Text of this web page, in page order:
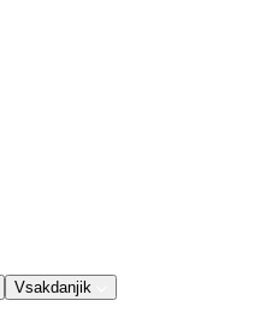
Vsakdanjik